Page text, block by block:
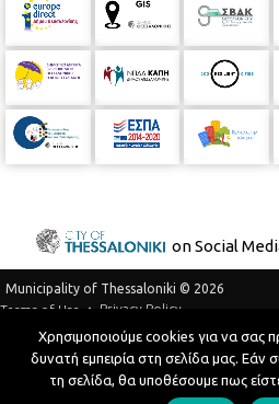
on Social
Municipality of Thessaloniki © 2026
Terms of Use
Privacy Policy
Telephone Catalog
Developed byMyCompany Projects
Χρησιμοποιούμε cookies για να σας
δυνατή εμπειρία στη σελίδα μας. Εάν
τη σελίδα, θα υποθέσουμε πως